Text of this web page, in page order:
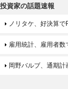
投資家の話題速報
ノリタケ、好決算で
雇用統計、雇用者数
岡野バルブ、通期計